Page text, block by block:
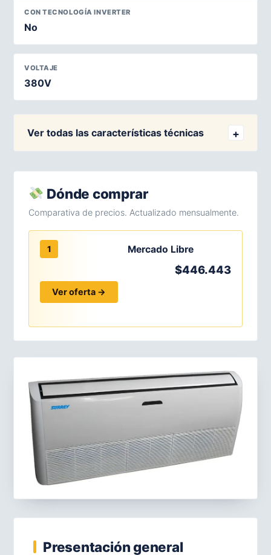
CON TECNOLOGÍA INVERTER
No
VOLTAJE
380V
Ver todas las características técnicas
Dónde comprar
Comparativa de precios. Actualizado mensualmente.
1 Mercado Libre
$446.443
Ver oferta →
Presentación general